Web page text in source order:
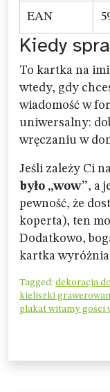
EAN
Kiedy
To kartka na
wtedy, gdy
wiadomość w
uniwersalny:
wręczaniu w
Jeśli zależy Ci
było „wow”, a
pewność, że
koperta), ten
Dodatkowo,
kartka
Tagged: dekoracja
kieliszki
plakat witamy gości